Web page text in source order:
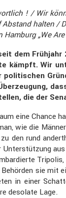
! / Wir
halten /
„We
dem
kämpft. Wir
politi­schen
die der
eine Chance
wie die
den rund
sie mit
in einer
desolate Lage.